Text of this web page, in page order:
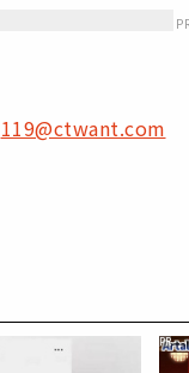
119@ctwant.com
PR